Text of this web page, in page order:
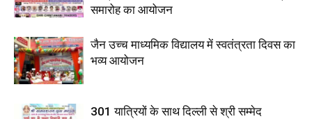
समारोह का आयोजन
जैन उच्च माध्यमिक विद्यालय में स्वतंत्रता दिवस का
भव्य आयोजन
301 यात्रियों के साथ दिल्ली से श्री सम्मेद